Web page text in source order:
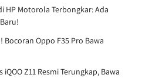
HP Motorola Terbongkar: Ada
Bocoran Oppo F35 Pro Bawa
Z11 Resmi Terungkap, Bawa